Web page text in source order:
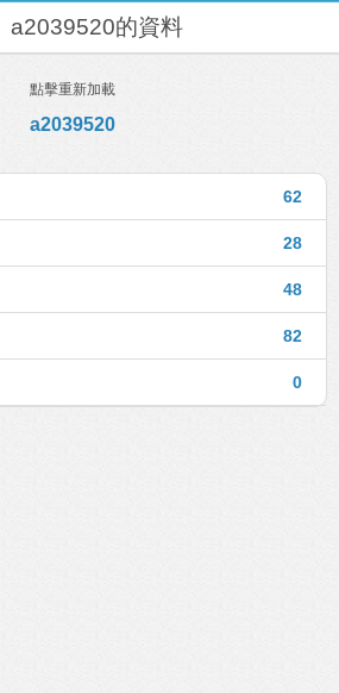
a2039520的資料
點擊重新加載
a2039520
62
28
48
82
0